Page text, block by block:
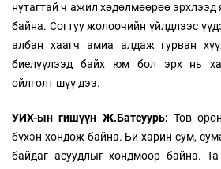
нутагтай ч ажил хөдөлмөөрөө
байна. Согтуу жолоочийн үйлдлээс
албан хаагч амиа алдаж гурван
биелүүлээд байх юм бол эрх нь
ойлголт шүү дээ.
УИХ-ын гишүүн Ж.Батсуурь: Төв
бүхэн хөндөж байна. Би харин сум,
байдаг асуудлыг хөндмөөр байна.